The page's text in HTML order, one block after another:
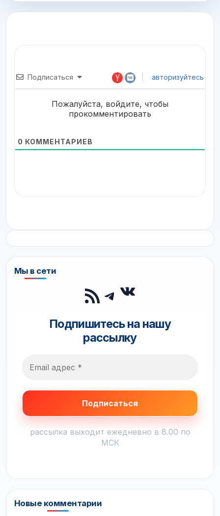
Подписаться авторизуйтесь
Пожалуйста, войдите, чтобы
прокомментировать
0 КОММЕНТАРИЕВ
Мы в сети
RSS-лента
Telegram
ВКонтакте
Подпишитесь на нашу
рассылку
рассылка выходит ежедневно в 8.00 по
МСК
Новые комментарии